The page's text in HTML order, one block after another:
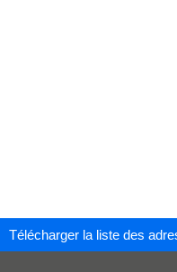
Télécharger la liste des